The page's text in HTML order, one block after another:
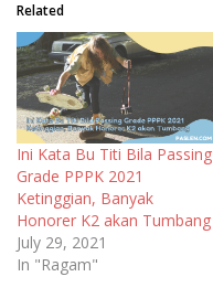
Related
Ini Kata Bu Titi Bila Passing
Grade PPPK 2021
Ketinggian, Banyak
Honorer K2 akan Tumbang
July 29, 2021
In "Ragam"